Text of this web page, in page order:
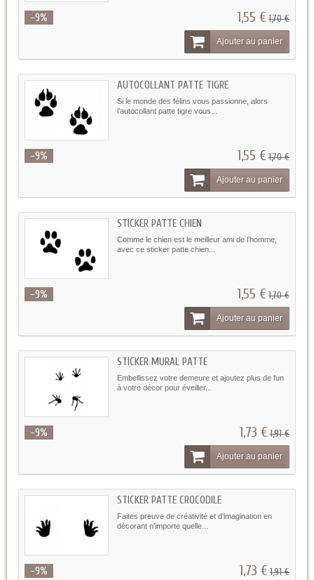
-9% 1,55 €1,70 €
Ajouter au panier
AUTOCOLLANT PATTE TIGRE
Si le monde des félins vous passionne, alors
l’autocollant patte tigre vous...
-9% 1,55 €1,70 €
Ajouter au panier
STICKER PATTE CHIEN
Comme le chien est le meilleur ami de l’homme,
avec ce sticker patte chien...
-9% 1,55 €1,70 €
Ajouter au panier
STICKER MURAL PATTE
Embellissez votre demeure et ajoutez plus de fun
à votre décor pour éveiller...
-9% 1,73 €1,91 €
Ajouter au panier
STICKER PATTE CROCODILE
Faites preuve de créativité et d’imagination en
décorant n’importe quelle...
-9% 1,73 €1,91 €